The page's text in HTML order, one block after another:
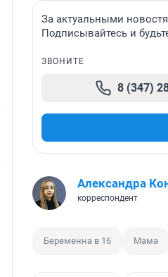
За актуальными
Подписывайтесь и
ЗВОНИТЕ
8 (347)
Александра
корреспондент
Беременна в 16 Мама